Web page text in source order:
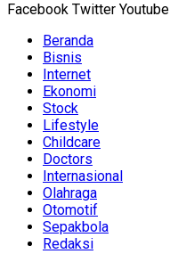
Facebook Twitter Youtube
Beranda
Bisnis
Internet
Ekonomi
Stock
Lifestyle
Childcare
Doctors
Internasional
Olahraga
Otomotif
Sepakbola
Redaksi